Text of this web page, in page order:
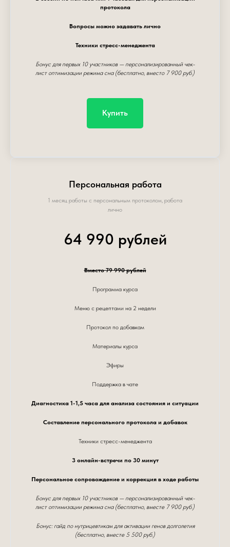
протокола
Вопросы можно задавать лично
Техники стресс-менеджента
Бонус для первых 10 участников — персонализированный чек-
лист оптимизации режима сна (бесплатно, вместо 7 900 руб.)
Купить
Персональная работа
1 месяц работы с персональным протоколом, работа
лично
64 990 рублей
Вместо 79 990 рублей
Программа курса
Меню с рецептами на 2 недели
Протокол по добавкам
Материалы курса
Эфиры
Поддержка в чате
Диагностика 1-1,5 часа для анализа состояния и ситуации
Составление персонального протокола и добавок
Техники стресс-менеджента
3 онлайн-встречи по 30 минут
Персональное сопровождение и коррекция в ходе работы
Бонус для первых 10 участников — персонализированный чек-
лист оптимизации режима сна (бесплатно, вместе 7 900 руб.)
Бонус: гайд по нутрицевтикам для активации генов долголетия
(бесплатно, вместе 5 500 руб.)